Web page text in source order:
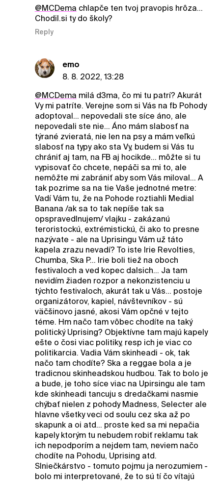
@MCDema chlapče ten tvoj pravopis hrôza...
Chodil.si ty do školy?
Reply
emo
8. 8. 2022, 13:28
@MCDema milá d3ma, čo mi tu patrí? Akurát
Vy mi patríte. Verejne som si Vás na fb Pohody
adoptoval... nepovedali ste síce áno, ale
nepovedali ste nie... Áno mám slabosť na
týrané zvieratá, nie len na psy a mám veľkú
slabosť na typy ako sta Vy, budem si Vás tu
chrániť aj tam, na FB aj hocikde... môžte si tu
vypisovať čo chcete, nepáči sa mi to, ale
nemôžte mi zabrániť aby som Vás miloval... A
tak pozrime sa na tie Vaše jednotné metre:
Vadí Vám tu, že na Pohode roztiahli Medial
Banana /ak sa to tak nepíše tak sa
opspravedlnujem/ vlajku - zakázanú
teroristockú, extrémistickú, či ako to presne
nazývate - ale na Uprisingu Vám už táto
kapela zrazu nevadí? To iste Irie Revolties,
Chumba, Ska P... Irie boli tiež na oboch
festivaloch a ved kopec dalsich... Ja tam
nevidím žiaden rozpor a nekonzistenciu u
týchto festivaloch, akurát tak u Vás... postoje
organizátorov, kapiel, návštevníkov - sú
väčšinovo jasné, akosi Vám opčné v tejto
téme. Hm načo tam vôbec chodíte na taký
politický Uprising? Objektívne tam majú kapely
ešte o čosi viac politiky, resp ich je viac co
politikarcia. Vadia Vám skinheadi - ok, tak
načo tam chodíte? Ska a reggae bola a je
tradicnou skinheadskou hudbou. Tak to bolo je
a bude, je toho síce viac na Upirsingu ale tam
kde skinheadi tancuju s dredačkami nasmie
chýbať nielen z pohody Madness, Selecter ale
hlavne všetky veci od soulu cez ska až po
skapunk a oi atd... proste ked sa mi nepačia
kapely ktorým tu nebudem robiť reklamu tak
ich nepodporím a nejdem tam, neviem načo
chodíte na Pohodu, Uprising atd.
Slniečkárstvo - tomuto pojmu ja nerozumiem -
bolo mi interpretované, že to sú tí čo vítajú